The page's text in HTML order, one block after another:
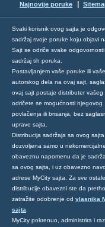
Najnovije poruke
Svaki korisnik ovog sajta je
sadržaj svoje poruke koju objavi
Sajt se odriče svake odgovornosti
sadržaj tih poruka.
Postavljanjem vaše poruke ili
autorskog dela na ovaj sajt,
ovaj sajt postaje distributer vašeg
odričete se mogućnosti njegovog
povlačenja ili brisanja, bez
uprave sajta.
Distribucija sadržaja sa ovog sajta
dozvoljena samo u
obaveznu napomenu da je
sa ovog sajta, i uz obavezno
adrese MyCity sajta. Za sve
distribucije obavezni ste da
zatražite odobrenje od vlasnika
sajta
MyCity pokrenuo, administrira i